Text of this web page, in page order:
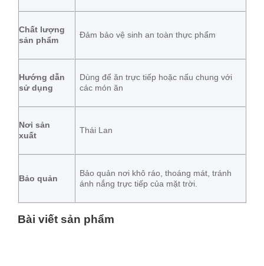
Chất lượng
sản phẩm
Đảm bảo vệ sinh an toàn thực phẩm
Hướng dẫn
sử dụng
Dùng để ăn trực tiếp hoặc nấu chung với
các món ăn
Nơi sản
xuất
Thái Lan
Bảo quản
Bảo quản nơi khô ráo, thoáng mát, tránh
ánh nắng trực tiếp của mặt trời.
Bài viết sản phẩm